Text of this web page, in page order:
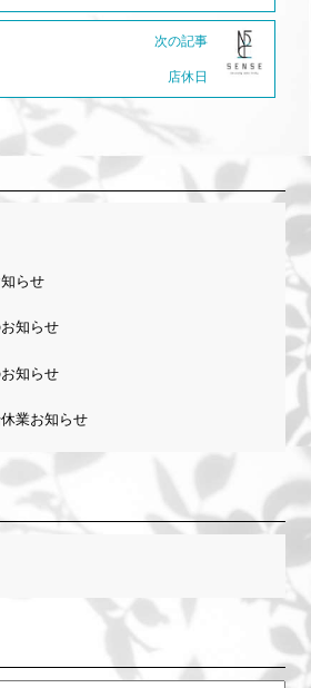
次の記事
店休日
らせ
お知らせ
お知らせ
休業お知らせ